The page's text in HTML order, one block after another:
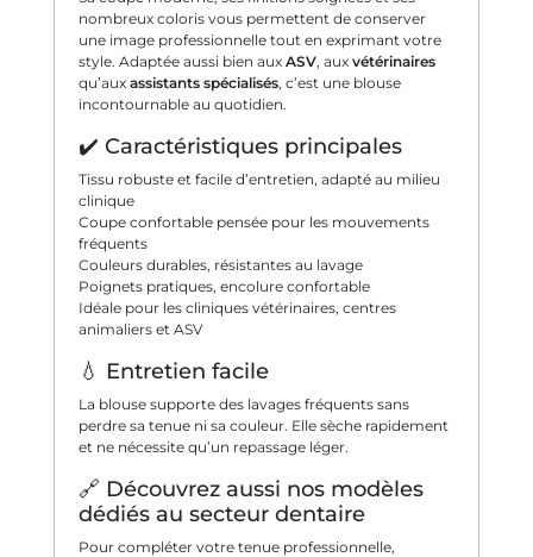
nombreux coloris vous permettent de conserver
une image professionnelle tout en exprimant votre
style. Adaptée aussi bien aux ASV, aux vétérinaires
qu’aux assistants spécialisés, c’est une blouse
incontournable au quotidien.
✔️ Caractéristiques principales
Tissu robuste et facile d’entretien, adapté au milieu
clinique
Coupe confortable pensée pour les mouvements
fréquents
Couleurs durables, résistantes au lavage
Poignets pratiques, encolure confortable
Idéale pour les cliniques vétérinaires, centres
animaliers et ASV
💧 Entretien facile
La blouse supporte des lavages fréquents sans
perdre sa tenue ni sa couleur. Elle sèche rapidement
et ne nécessite qu’un repassage léger.
🔗 Découvrez aussi nos modèles
dédiés au secteur dentaire
Pour compléter votre tenue professionnelle,